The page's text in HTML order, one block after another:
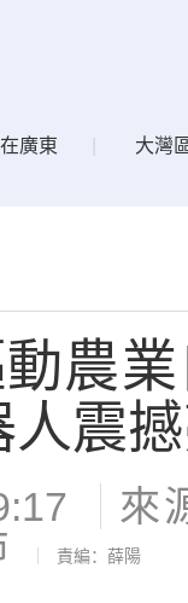
廣東 大灣
動農
震
來
責編：薛陽